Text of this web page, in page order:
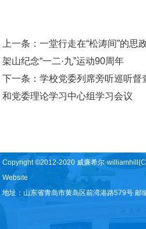
上一条：一堂行走在“松涛间”的思
架山纪念“一二·九”运动90周年
下一条：学校党委列席旁听巡听督
和党委理论学习中心组学习会议
Copyright ©2012-2020 威廉希尔
Website
地址：山东省青岛市黄岛区前湾港路579号